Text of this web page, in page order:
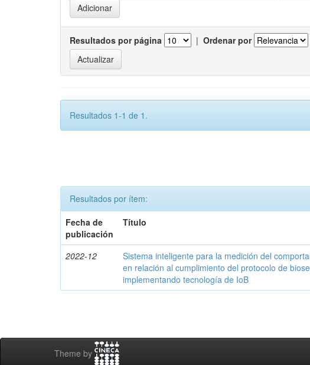
Resultados por página | Ordenar por
Resultados 1-1 de 1.
Resultados por ítem:
Fecha de
publicación
Título
2022-12
Sistema inteligente para la medición del
en relación al cumplimiento del protocolo de
implementando tecnología de IoB
Theme by